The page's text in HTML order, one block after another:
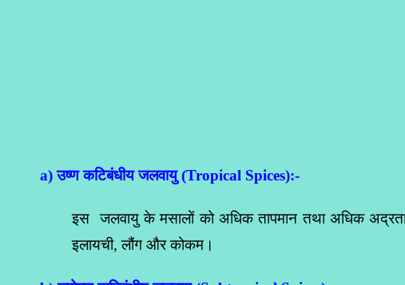
a) उष्ण कटिबंधीय जलवायु (Tropical Spices):-
इस जलवायु के मसालों को अधिक तापमान तथा अधिक अद्रता
इलायची, लौंग और कोकम।